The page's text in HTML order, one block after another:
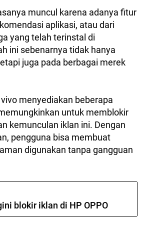
muncul karena adanya fitur
aplikasi, atau dari
yang telah terinstal di
ini sebenarnya tidak hanya
juga pada berbagai merek
menyediakan beberapa
untuk memblokir
kemunculan iklan ini. Dengan
pengguna bisa membuat
digunakan tanpa gangguan
blokir iklan di HP OPPO